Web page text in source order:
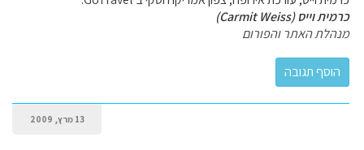
כרמית וייס (Carmit Weiss)
מנהלת האתר והפורום
13 מרץ, 2009